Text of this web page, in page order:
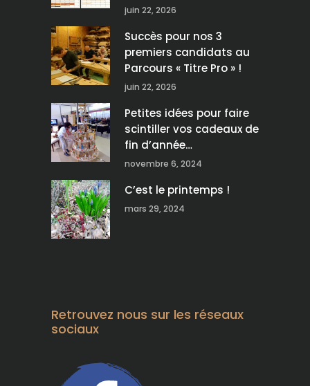
juin 22, 2026
Succès pour nos 3
premiers candidats au
Parcours « Titre Pro » !
juin 22, 2026
Petites idées pour faire
scintiller vos cadeaux de
fin d’année…
novembre 6, 2024
C’est le printemps !
mars 29, 2024
Retrouvez nous sur les réseaux
sociaux